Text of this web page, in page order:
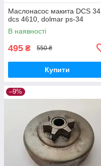
Маслонасос макита DCS 34,
dcs 4610, dolmar ps-34
В наявності
495 ₴ 550 ₴
Купити
–9%